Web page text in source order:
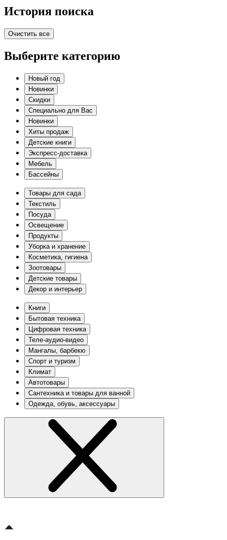
История поиска
Очистить все
Выберите категорию
Новый год
Новинки
Скидки
Специально для Вас
Новинки
Хиты продаж
Детские книги
Экспресс-доставка
Мебель
Бассейны
Товары для сада
Текстиль
Посуда
Освещение
Продукты
Уборка и хранение
Косметика, гигиена
Зоотовары
Детские товары
Декор и интерьер
Книги
Бытовая техника
Цифровая техника
Теле-аудио-видео
Мангалы, барбекю
Спорт и туризм
Климат
Автотовары
Сантехника и товары для ванной
Одежда, обувь, аксессуары